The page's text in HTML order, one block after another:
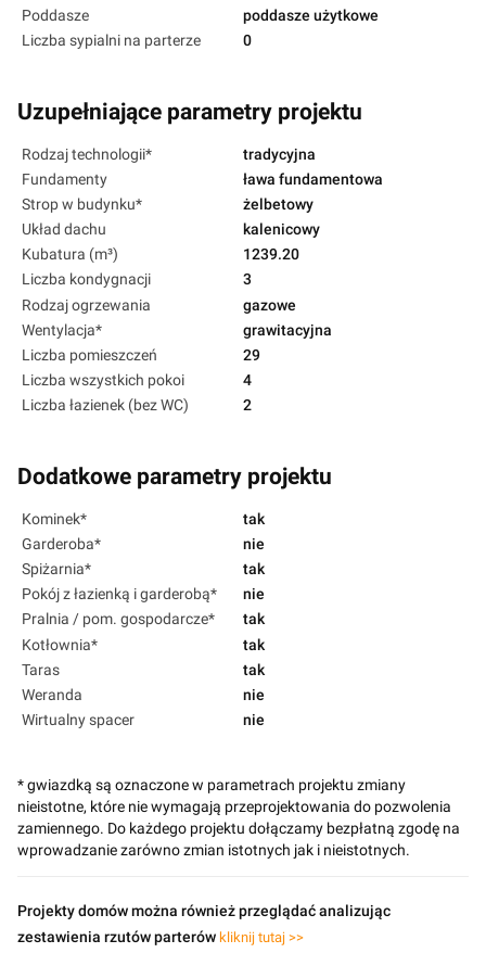
Poddasze
poddasze użytkowe
Liczba sypialni na parterze
0
Uzupełniające parametry projektu
Rodzaj technologii*
tradycyjna
Fundamenty
ława fundamentowa
Strop w budynku*
żelbetowy
Układ dachu
kalenicowy
Kubatura (m³)
1239.20
Liczba kondygnacji
3
Rodzaj ogrzewania
gazowe
Wentylacja*
grawitacyjna
Liczba pomieszczeń
29
Liczba wszystkich pokoi
4
Liczba łazienek (bez WC)
2
Dodatkowe parametry projektu
Kominek*
tak
Garderoba*
nie
Spiżarnia*
tak
Pokój z łazienką i garderobą*
nie
Pralnia / pom. gospodarcze*
tak
Kotłownia*
tak
Taras
tak
Weranda
nie
Wirtualny spacer
nie
* gwiazdką są oznaczone w parametrach projektu zmiany
nieistotne, które nie wymagają przeprojektowania do pozwolenia
zamiennego. Do każdego projektu dołączamy bezpłatną zgodę na
wprowadzanie zarówno zmian istotnych jak i nieistotnych.
Projekty domów można również przeglądać analizując
zestawienia rzutów parterów kliknij tutaj >>